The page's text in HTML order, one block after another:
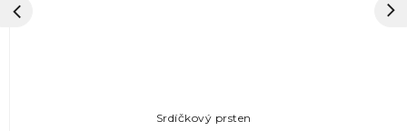
Srdíčkový prsten